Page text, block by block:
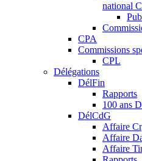
national
CPA
Commissions
CPL
Délégations
DélFin
Rapports
100 ans
DélCdG
Affaire
Affaire
Affaire